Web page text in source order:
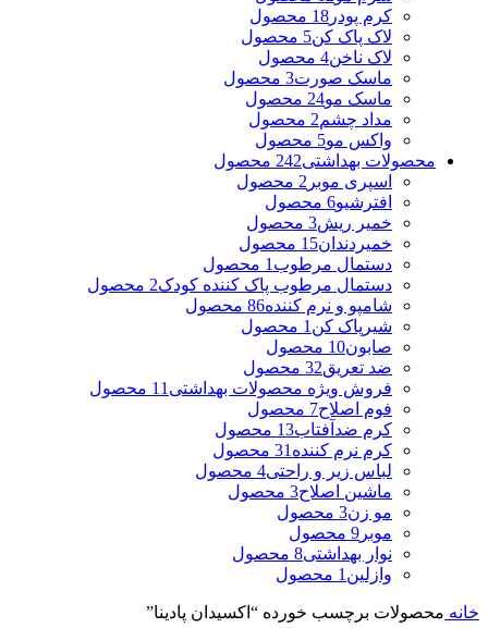
کرم پودر 18 محصول
لاک پاک کن5 محصول
لاک ناخن4 محصول
ماسک صورت3 محصول
ماسک مو24 محصول
مداد چشم2 محصول
واکس مو5 محصول
محصولات بهداشتی242 محصول
اسپری موبر 2 محصول
افترشیو6 محصول
خمیر ریش3 محصول
خمیردندان15 محصول
دستمال مرطوب 1 محصول
دستمال مرطوب پاک کننده کودک2 محصول
شامپو و نرم کننده86 محصول
شیرپاک کن 1 محصول
صابون10 محصول
ضد تعریق32 محصول
فروش ویژه محصولات بهداشتی 11 محصول
فوم اصلاح7 محصول
کرم ضدآفتاب13 محصول
کرم نرم کننده 31 محصول
لباس زیر و راحتی4 محصول
ماشین اصلاح3 محصول
مو زن3 محصول
موبر 9 محصول
نوار بهداشتی8 محصول
وازلین 1 محصول
خانه محصولات برچسب خورده “اکسیدان پادینا”